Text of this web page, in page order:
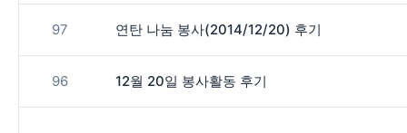
97 연탄 나눔 봉사(2014/12/20) 후기
96 12월 20일 봉사활동 후기